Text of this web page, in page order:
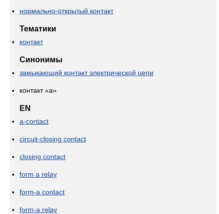
нормально-открытый контакт
Тематики
контакт
Синонимы
замыкающий контакт электрической цепи
контакт «а»
EN
a-contact
circuit-closing contact
closing contact
form a relay
form-a contact
form-a relay